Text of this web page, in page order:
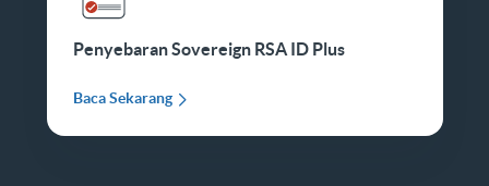
Penyebaran Sovereign RSA ID Plus
Baca Sekarang